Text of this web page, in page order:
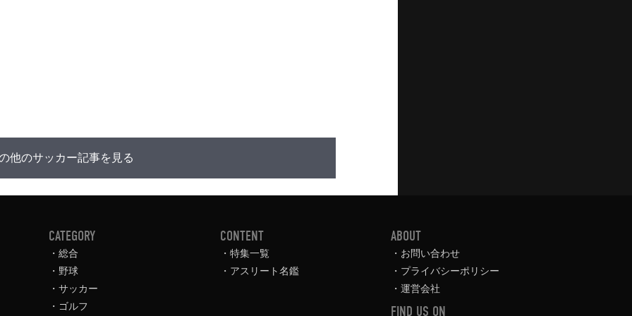
他のサッカー記事を見る
CATEGORY
総合
野球
サッカー
ゴルフ
CONTENT
特集一覧
アスリート名鑑
ABOUT
お問い合わせ
プライバシーポリシー
運営会社
FIND US ON